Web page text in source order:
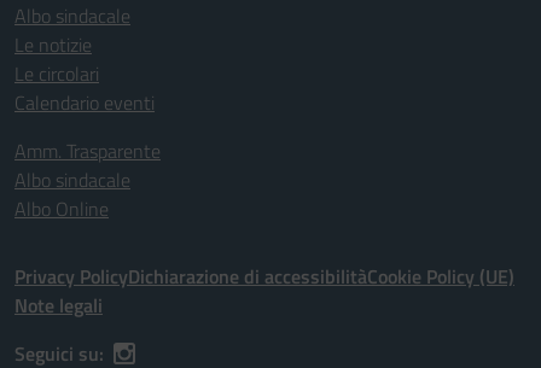
Albo sindacale
Le notizie
Le circolari
Calendario eventi
Amm. Trasparente
Albo sindacale
Albo Online
Privacy PolicyDichiarazione di accessibilitàCookie Policy (UE)
Note legali
Seguici su: